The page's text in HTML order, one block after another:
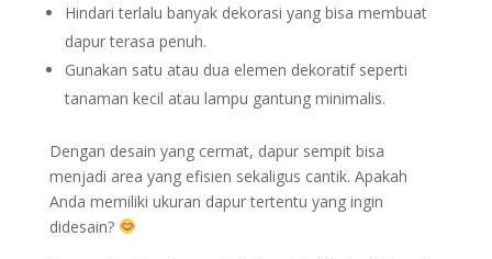
Hindari terlalu banyak dekorasi yang bisa membuat
dapur terasa penuh.
Gunakan satu atau dua elemen dekoratif seperti
tanaman kecil atau lampu gantung minimalis.
Dengan desain yang cermat, dapur sempit bisa
menjadi area yang efisien sekaligus cantik. Apakah
Anda memiliki ukuran dapur tertentu yang ingin
didesain?